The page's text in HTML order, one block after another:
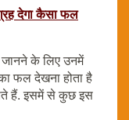
देगा कैसा फल
के लिए उनमें
फल देखना होता है
हैं. इसमें से कुछ इस